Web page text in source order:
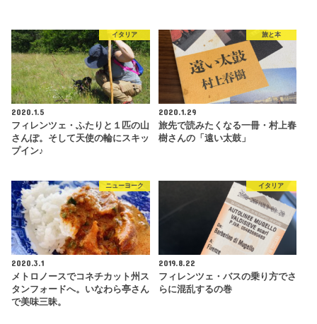
イタリア
2020.1.5
フィレンツェ・ふたりと１匹の山
さんぽ。そして天使の輪にスキッ
プイン♪
旅と本
2020.1.29
旅先で読みたくなる一冊・村上春
樹さんの「遠い太鼓」
ニューヨーク
2020.3.1
メトロノースでコネチカット州ス
タンフォードへ。いなわら亭さん
で美味三昧。
イタリア
2019.8.22
フィレンツェ・バスの乗り方でさ
らに混乱するの巻